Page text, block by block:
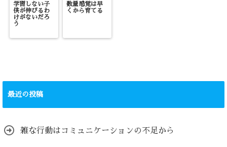
学習しない子
供が伸びるわ
けがないだろ
う
数量感覚は早
くから育てる
最近の投稿
雑な行動はコミュニケーションの不足から